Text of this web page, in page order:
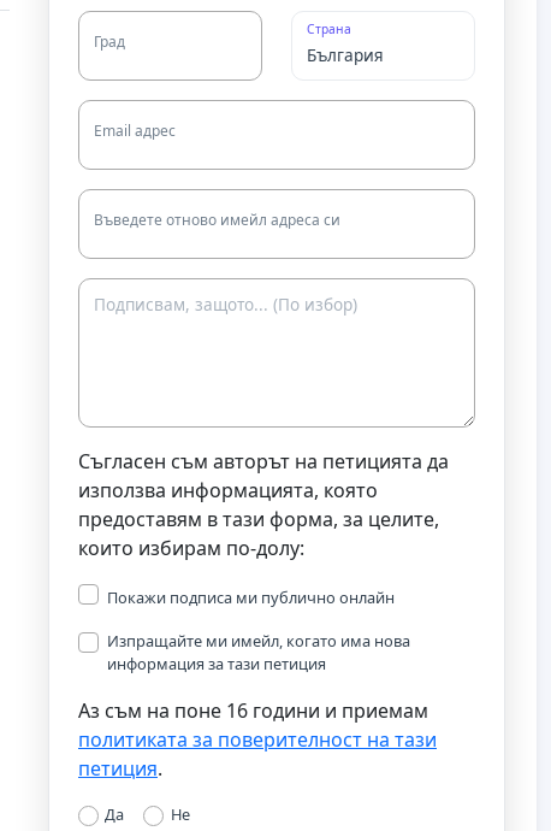
Град
Страна
Email адрес
Въведете отново имейл адреса си
Съгласен съм авторът на петицията да
използва информацията, която
предоставям в тази форма, за целите,
които избирам по-долу:
Покажи подписа ми публично онлайн
Изпращайте ми имейл, когато има нова
информация за тази петиция
Аз съм на поне 16 години и приемам
политиката за поверителност на тази
петиция.
Да Не